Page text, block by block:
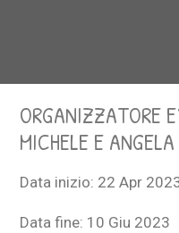
ORGANIZZATORE
MICHELE E ANGELA
Data inizio: 22 Apr
Data fine: 10 Giu 2023